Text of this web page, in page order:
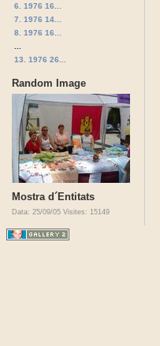
6. 1976 16...
7. 1976 14...
8. 1976 16...
13. 1976 26...
Random Image
Mostra d´Entitats
Data: 25/09/05 Visites: 15149